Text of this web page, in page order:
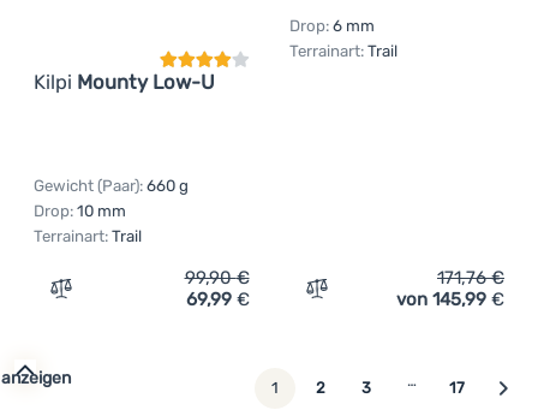
Kilpi Mounty Low-U
Gewicht (Paar): 660 g
Drop: 10 mm
Terrainart: Trail
Zum Vergleich 'Wanderschuhe Kilpi Mounty Low-U'
99,90€
69,99 €
Drop: 6 mm
Terrainart: Trail
Zum Vergleich
171,76€
von 145,99 €
1 2 3 … 17 weiter